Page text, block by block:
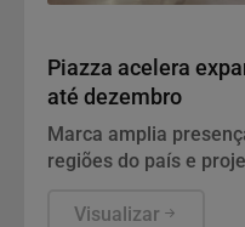
Piazza acelera
até dezembro
Marca amplia
regiões do país e
Visualizar